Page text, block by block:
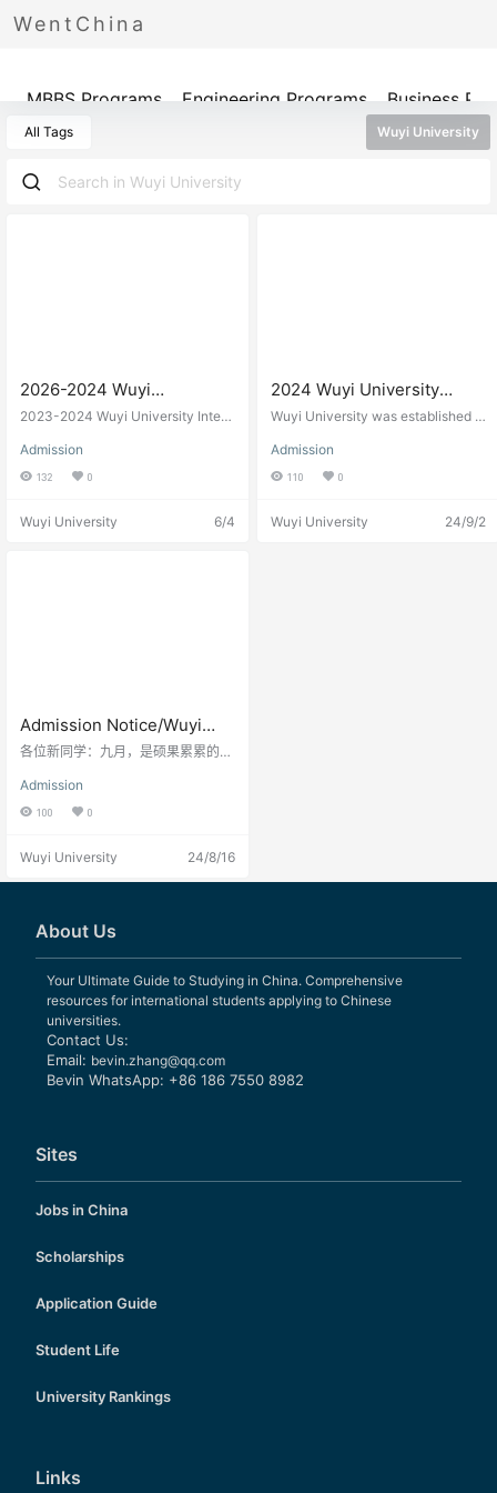
WentChina
Programs
MBBS Programs Engineering Programs Business
All Tags Wuyi University
2026-2024 Wuyi
University International
Brochure 2026-2024学年
武夷学院国际学生招生简章
2023-2024 Wuyi University Intern
e
Admission
132 0
Wuyi University 6/4
2024 Wuyi University
International Student
(Degree students) 2024年
五邑大学来华留学生招生简
Wuyi University was established in
of Guangdong Province as a multi-
disciplinary university focusing on
engineering. It is now a high-level
ing in Guangdong Province and a
Admission
110 0
Wuyi University 24/9/2
Admission Notice/Wuyi
University 2024 New
Admission Notice 入学须知/
武夷学院2024年留学生新生
各位新同学：九月，是硕果累累的季
成为武夷学院海外教育学院大家庭的
一员。在各位新同学的入学之际，我
事宜：一、报到时间新生入学报到时
4级留学生新生群。二、报到地点武
证学生自行打印“武夷学院录取通知
书”，作为新生报到时的凭证。2.身
份证件留学生入学报到时应持护照原
件及合法有效的X1签证。我校将为留
学生新生办理《外国留学人员来华确
认表》（简称JW201/202表，用于
申请X1签证）。JW201/202表均为
载、打印，并凭JW201/202表，及
时向我驻外签证机关申请学习类签
疑问，可咨询wyxyhwjyxy@163.co
色白底一寸（2.5CMX3
Admission
100 0
Wuyi University 24/8/16
About Us
Your Ultimate Guide to Studying in China. Comprehensive
resources for international students applying to Chinese
universities.
Contact Us:
Email: bevin.zhang@qq.com
Bevin WhatsApp: +86 186 7550 8982
Sites
Jobs in China
Scholarships
Application Guide
Student Life
University Rankings
Links